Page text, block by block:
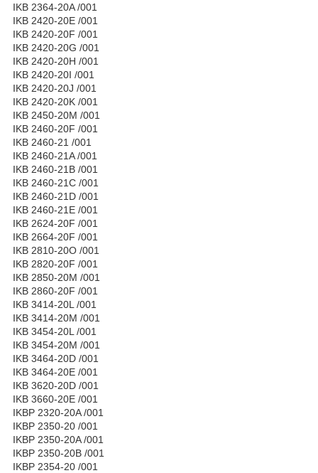
IKB 2364-20A /001
IKB 2420-20E /001
IKB 2420-20F /001
IKB 2420-20G /001
IKB 2420-20H /001
IKB 2420-20I /001
IKB 2420-20J /001
IKB 2420-20K /001
IKB 2450-20M /001
IKB 2460-20F /001
IKB 2460-21 /001
IKB 2460-21A /001
IKB 2460-21B /001
IKB 2460-21C /001
IKB 2460-21D /001
IKB 2460-21E /001
IKB 2624-20F /001
IKB 2664-20F /001
IKB 2810-20O /001
IKB 2820-20F /001
IKB 2850-20M /001
IKB 2860-20F /001
IKB 3414-20L /001
IKB 3414-20M /001
IKB 3454-20L /001
IKB 3454-20M /001
IKB 3464-20D /001
IKB 3464-20E /001
IKB 3620-20D /001
IKB 3660-20E /001
IKBP 2320-20A /001
IKBP 2350-20 /001
IKBP 2350-20A /001
IKBP 2350-20B /001
IKBP 2354-20 /001